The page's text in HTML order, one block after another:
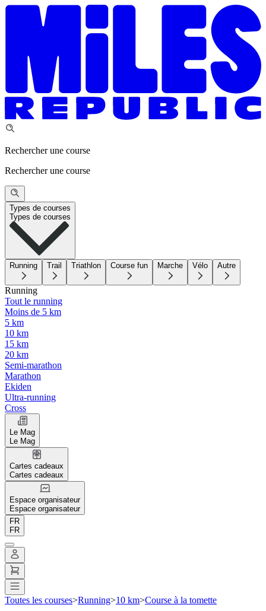
Rechercher une course
Rechercher une course
Types de courses
Types de courses
Running Trail Triathlon Course fun Marche Vélo Autre
Running
Tout le running
Moins de 5 km
5 km
10 km
15 km
20 km
Semi-marathon
Marathon
Ekiden
Ultra-running
Cross
Le Mag
Le Mag
Cartes cadeaux
Cartes cadeaux
Espace organisateur
Espace organisateur
FR
FR
Toutes les courses>Running>10 km>Course à la tomette